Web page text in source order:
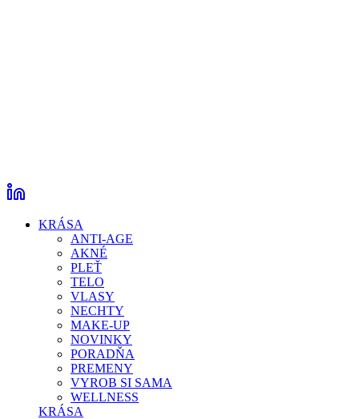
KRÁSA
ANTI-AGE
AKNÉ
PLEŤ
TELO
VLASY
NECHTY
MAKE-UP
NOVINKY
PORADŇA
PREMENY
VYROB SI SAMA
WELLNESS
KRÁSA